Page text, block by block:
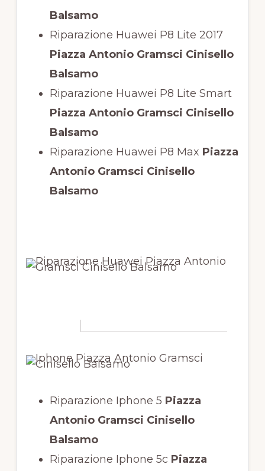
Balsamo
Riparazione Huawei P8 Lite 2017
Piazza Antonio Gramsci Cinisello
Balsamo
Riparazione Huawei P8 Lite Smart
Piazza Antonio Gramsci Cinisello
Balsamo
Riparazione Huawei P8 Max Piazza
Antonio Gramsci Cinisello
Balsamo
Riparazione Iphone 5 Piazza
Antonio Gramsci Cinisello
Balsamo
Riparazione Iphone 5c Piazza